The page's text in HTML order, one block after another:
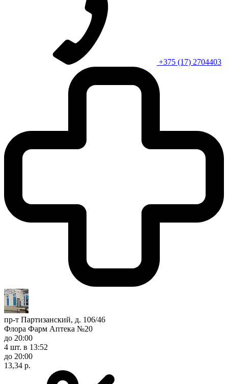
+375 (17) 2704403
пр-т Партизанский, д. 106/46
Флора Фарм Аптека №20
до 20:00
4 шт. в 13:52
до 20:00
13,34 р.